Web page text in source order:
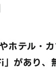
ホテル・
があり、